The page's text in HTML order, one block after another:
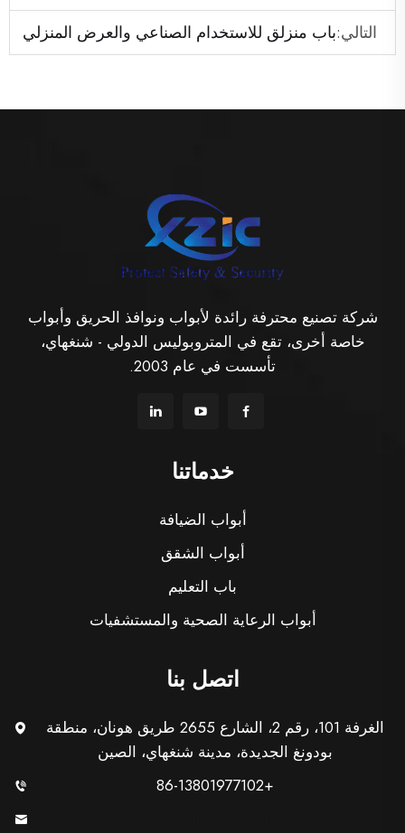
التالي:باب منزلق للاستخدام الصناعي والعرض المنزلي
شركة تصنيع محترفة رائدة لأبواب ونوافذ الحريق وأبواب
خاصة أخرى، تقع في المتروبوليس الدولي - شنغهاي،
تأسست في عام 2003.
خدماتنا
أبواب الضيافة
أبواب الشقق
باب التعليم
أبواب الرعاية الصحية والمستشفيات
اتصل بنا
الغرفة 101، رقم 2، الشارع 2655 طريق هونان، منطقة
بودونغ الجديدة، مدينة شنغهاي، الصين
+86-13801977102